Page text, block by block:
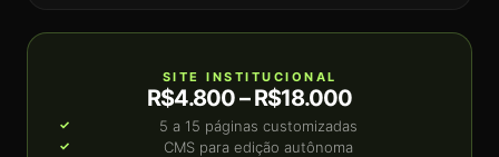
SITE INSTITUCIONAL
R$4.800 – R$18.000
5 a 15 páginas customizadas
CMS para edição autônoma